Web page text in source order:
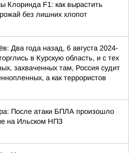
Клоринда F1: как вырастить
без лишних хлопот
Два года назад, 6 августа 2024-
в Курскую область, и с тех
захваченных там, Россия судит
а как террористов
После атаки БПЛА произошло
на Ильском НПЗ